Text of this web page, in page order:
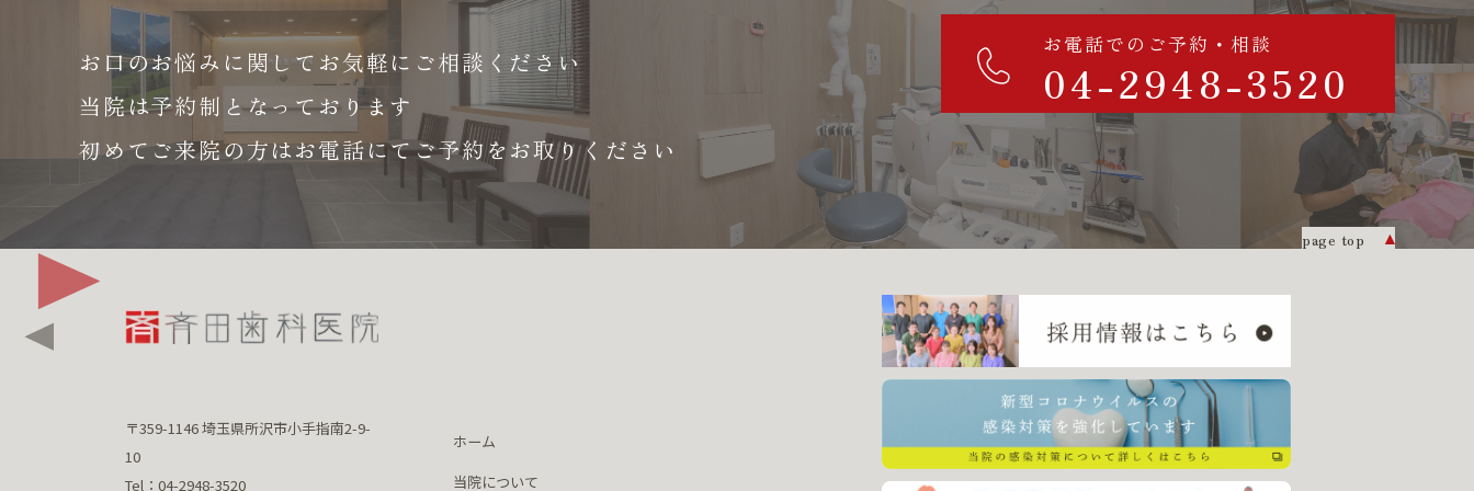
お口のお悩みに関して お気軽にご相談ください
当院は予約制となっております
初めてご来院の方はお電話にてご予約をお取りください
お電話でのご予約・相談
04-2948-3520
page top
〒359-1146 埼玉県所沢市小手指南2-9-
10
Tel：04-2948-3520
ホーム
当院について